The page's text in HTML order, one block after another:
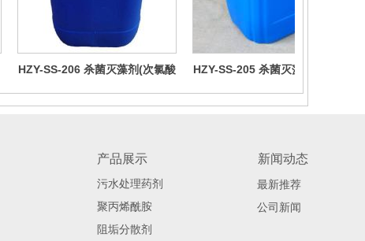
HZY-SS-206 杀菌灭藻剂(次氯酸
HZY-SS-205 杀菌灭藻剂(二氧化
污水处理药剂
聚丙烯酰胺
阻垢分散剂
最新推荐
公司新闻
产品展示 新闻动态